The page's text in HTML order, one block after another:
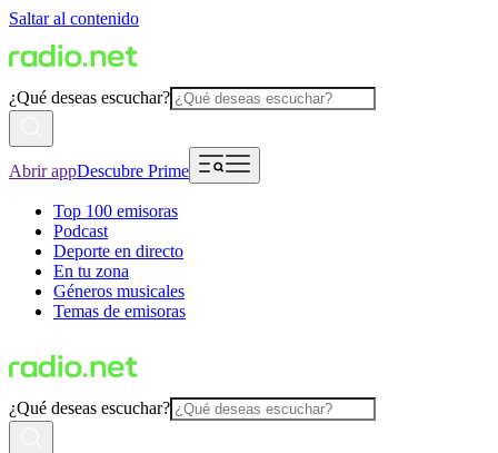
Saltar al contenido
¿Qué deseas escuchar?
Abrir appDescubre Prime
Top 100 emisoras
Podcast
Deporte en directo
En tu zona
Géneros musicales
Temas de emisoras
¿Qué deseas escuchar?